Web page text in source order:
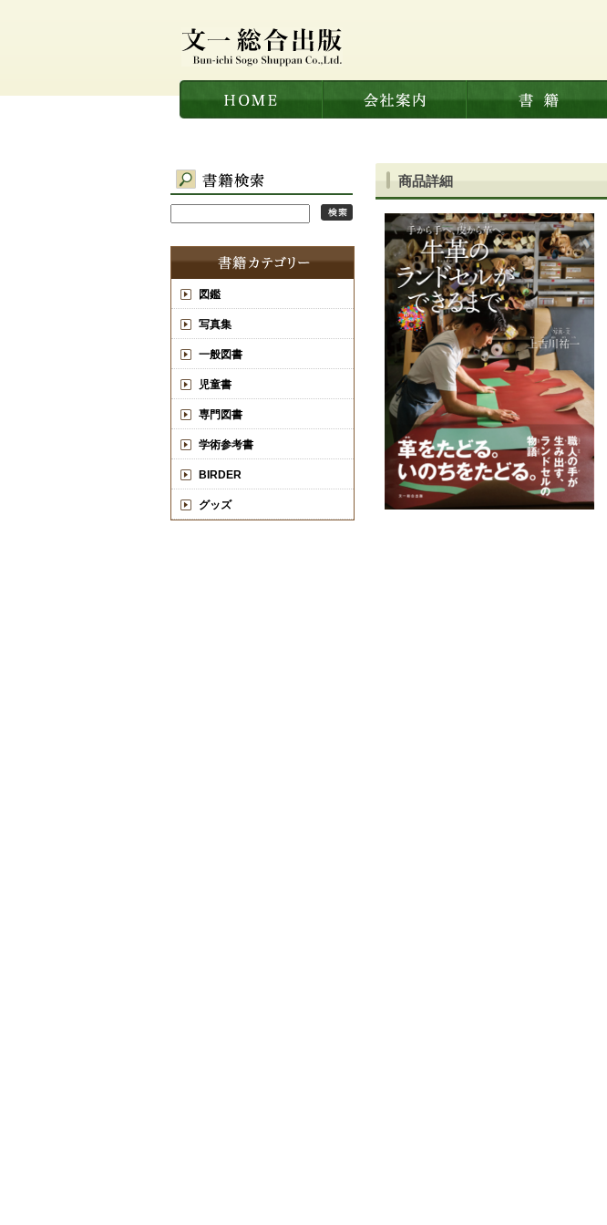
図鑑
写真集
一般図書
児童書
専門図書
学術参考書
BIRDER
グッズ
商品詳細